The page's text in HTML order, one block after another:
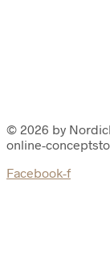
© 2026 by
online-
Facebook-f